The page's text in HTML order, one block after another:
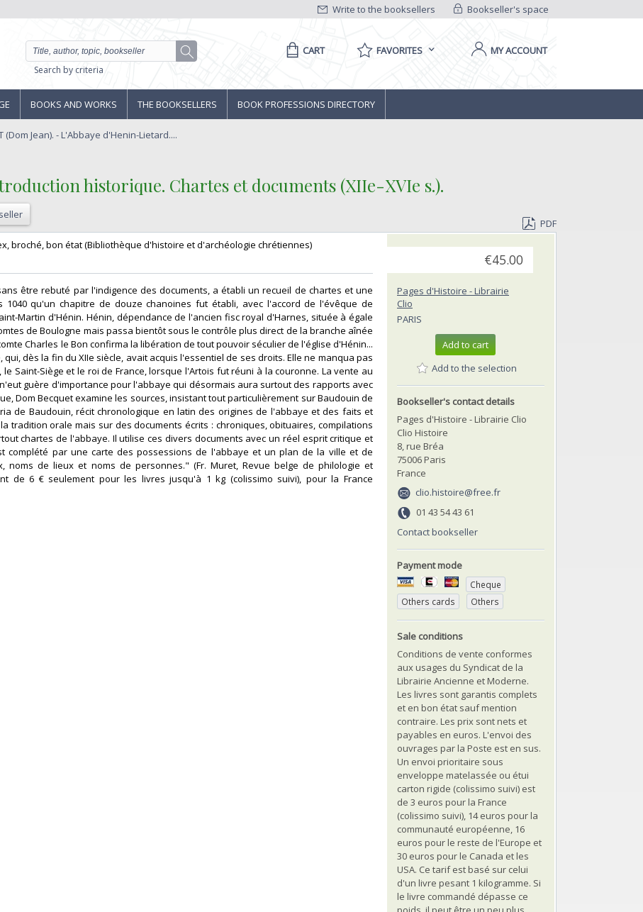
Bookseller's space
Write to the booksellers
Search by criteria
CART FAVORITES MY ACCOUNT
BOOKS AND WORKS THE BOOKSELLERS BOOK PROFESSIONS DIRECTORY
(Dom Jean). - L'Abbaye d'Henin-Lietard....
historique. Chartes et documents (XIIe-XVIe s.).‎
PDF
broché, bon état (Bibliothèque d'histoire et d'archéologie chrétiennes)‎
être rebuté par l'indigence des documents, a établi un recueil de chartes et une
qu'un chapitre de douze chanoines fut établi, avec l'accord de l'évêque de
Martin d'Hénin. Hénin, dépendance de l'ancien fisc royal d'Harnes, située à égale
de Boulogne mais passa bientôt sous le contrôle plus direct de la branche aînée
Charles le Bon confirma la libération de tout pouvoir séculier de l'église d'Hénin...
dès la fin du XIIe siècle, avait acquis l'essentiel de ses droits. Elle ne manqua pas
Saint-Siège et le roi de France, lorsque l'Artois fut réuni à la couronne. La vente au
guère d'importance pour l'abbaye qui désormais aura surtout des rapports avec
Dom Becquet examine les sources, insistant tout particulièrement sur Baudouin de
de Baudouin, récit chronologique en latin des origines de l'abbaye et des faits et
tradition orale mais sur des documents écrits : chroniques, obituaires, compilations
chartes de l'abbaye. Il utilise ces divers documents avec un réel esprit critique et
complété par une carte des possessions de l'abbaye et un plan de la ville et de
noms de lieux et noms de personnes." (Fr. Muret, Revue belge de philologie et
de 6 € seulement pour les livres jusqu'à 1 kg (colissimo suivi), pour la France
€45.00
Pages d'Histoire - Librairie
Clio
PARIS
Add to cart
Add to the selection
Bookseller's contact details
Pages d'Histoire - Librairie Clio
Clio Histoire
8, rue Bréa
75006 Paris
France
clio.histoire@free.fr
01 43 54 43 61
Contact bookseller
Payment mode
Cheque
Others cards
Others
Sale conditions
Conditions de vente conformes
aux usages du Syndicat de la
Librairie Ancienne et Moderne.
Les livres sont garantis complets
et en bon état sauf mention
contraire. Les prix sont nets et
payables en euros. L'envoi des
ouvrages par la Poste est en sus.
Un envoi prioritaire sous
enveloppe matelassée ou étui
carton rigide (colissimo suivi) est
de 3 euros pour la France
(colissimo suivi), 14 euros pour la
communauté européenne, 16
euros pour le reste de l'Europe et
30 euros pour le Canada et les
USA. Ce tarif est basé sur celui
d'un livre pesant 1 kilogramme. Si
le livre commandé dépasse ce